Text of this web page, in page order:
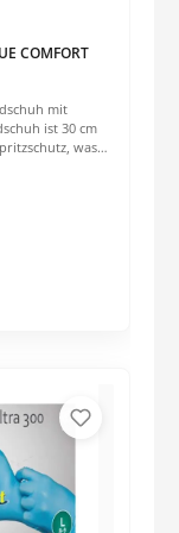
COMFORT
mit
ist 30 cm
was
glatt und